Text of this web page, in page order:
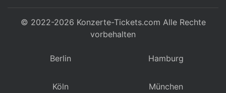
© 2022-2026 Konzerte-Tickets.com Alle Rechte
vorbehalten
Berlin Hamburg
Köln München